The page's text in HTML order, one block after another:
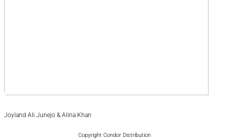
Joyland Ali Junejo & Alina Khan
Copyright Condor Distribution